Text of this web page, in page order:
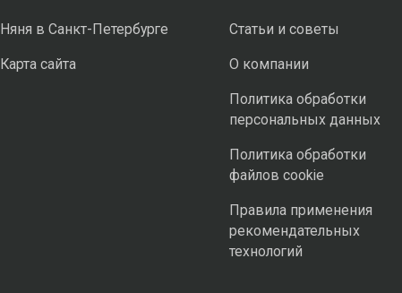
Няня в Санкт-Петербурге
Карта сайта
Статьи и советы
О компании
Политика обработки
персональных данных
Политика обработки
файлов cookie
Правила применения
рекомендательных
технологий